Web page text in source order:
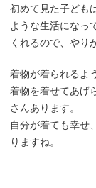
初めて見た子ども
ような生活になっ
くれるので、やり
着物が着られるよ
着物を着せてあげ
さんあります。
自分が着ても幸せ
りますね。